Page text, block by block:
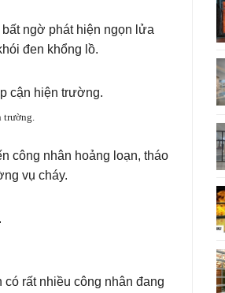
ngờ phát hiện ngọn lửa
đen khổng lồ.
công nhân hoảng loạn, tháo
vụ cháy.
rất nhiều công nhân đang